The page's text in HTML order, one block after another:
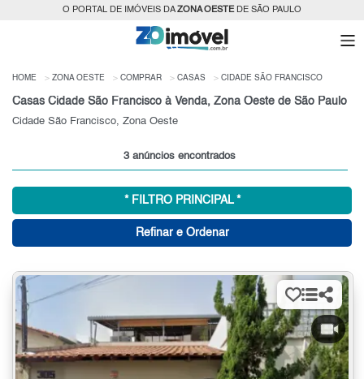
O PORTAL DE IMÓVEIS DAZONA OESTEDE SÃO PAULO
HOME ZONA OESTE COMPRAR CASAS CIDADE SÃO FRANCISCO
Casas Cidade São Francisco à Venda, Zona Oeste de São Paulo
Cidade São Francisco, Zona Oeste
3 anúncios encontrados
* FILTRO PRINCIPAL *
Refinar e Ordenar